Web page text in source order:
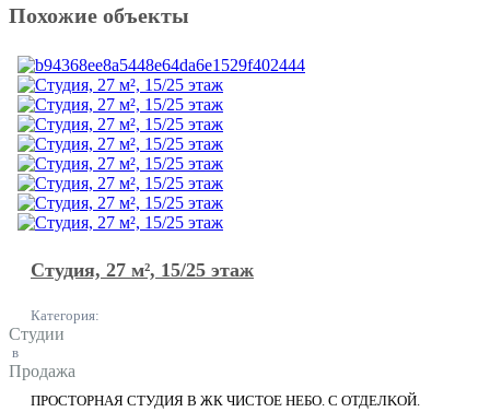
Похожие объекты
Студия, 27 м², 15/25 этаж
Категория:
Студии
в
Продажа
ПРOCТOРНAЯ СТУДИЯ В ЖК ЧИCТOЕ HEБO. C OТДEЛKOЙ.